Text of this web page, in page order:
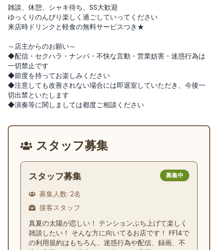
雑談、休憩、シャキ待ち、SS大歓迎
ゆっくりのんびり楽しく過ごしていってください
来店時ドリンクと軽食の無料サービスつき★
～店主からのお願い～
◆配信・セクハラ・ナンパ・不快な言動・営業妨害・迷惑行為は
一切禁止です
◆節度を持ってお楽しみください
◆注意しても改善されない場合には即退室していただき、今後一
切出禁といたします
◆演奏等に関しましては都度ご相談ください
スタッフ募集
スタッフ募集 募集中
募集人数: 2名
接客スタッフ
真夏の太陽が恋しい！ テンションぶち上げて楽しく
雑談したい！ そんな方に向いてるお店です！ FF14で
の利用規約はもちろん、迷惑行為や配信、録画、不